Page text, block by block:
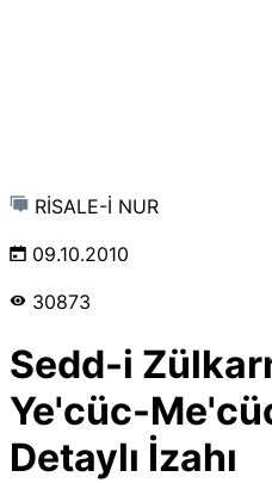
RİSALE-İ NUR
09.10.2010
30873
Sedd-i
Ye'cüc-
Detaylı İzahı